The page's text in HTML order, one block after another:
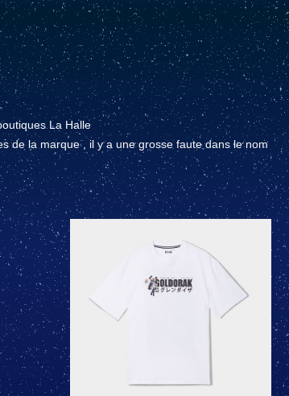
La Halle
de la marque , il y a une grosse faute dans le nom